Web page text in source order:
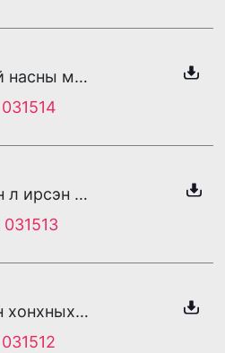
Алдрай насны минь дотны андууд (эм)
031514
Саяхан л ирсэн он жилүүд (эм)
031513
Мөнгөн хонхныхоо сүүлчийн жингэнээнээр (эм)
031512